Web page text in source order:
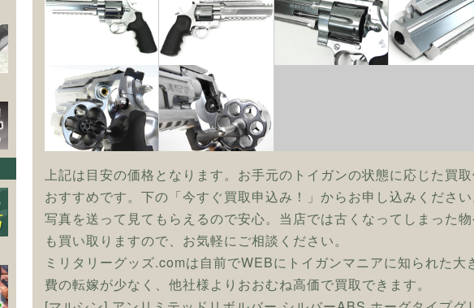
上記は目安の価格となります。お手元のトイガンの状態に応じた買
おすすめです。下の「今すぐ買取申込み！」からお申し込みください
写真を送って見てもらえるので安心。当店では古くなってしまった
も買い取りますので、お気軽にご相談ください。
ミリタリーグッズ.comは自前でWEBにトイガンマニアに知られた
費の転嫁が少なく、他社様よりおおむね高価で買取できます。